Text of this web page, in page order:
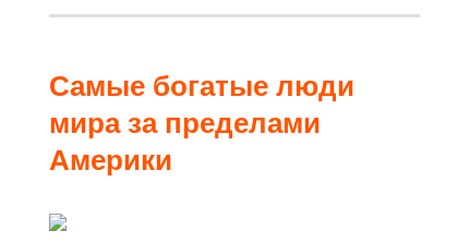
Самые богатые люди
мира за пределами
Америки